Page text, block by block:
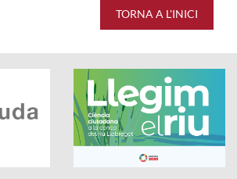
TORNA A L'INICI